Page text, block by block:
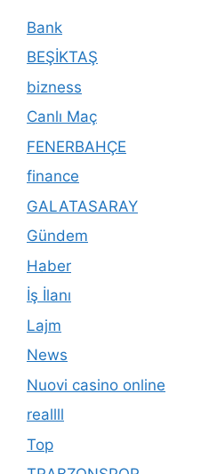
Bank
BEŞİKTAŞ
bizness
Canlı Maç
FENERBAHÇE
finance
GALATASARAY
Gündem
Haber
İş İlanı
Lajm
News
Nuovi casino online
reallll
Top